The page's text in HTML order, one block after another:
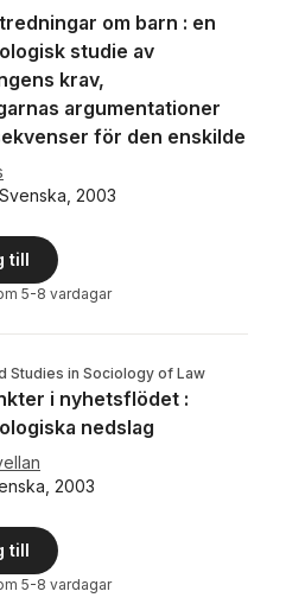
om barn : en
studie av
krav,
argumentationer
för den enskilde
2003
till
5-8 vardagar
Studies in Sociology of Law
i nyhetsflödet :
nedslag
2003
till
5-8 vardagar